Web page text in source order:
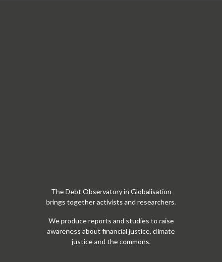
The Debt Observatory in Globalisation
brings together activists and researchers.
We produce reports and studies to raise
awareness about financial justice, climate
justice and the commons.